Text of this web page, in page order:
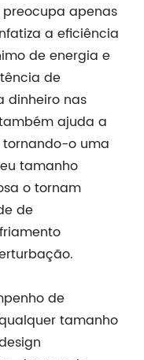
preocupa apenas
a eficiência
de energia e
de
dinheiro nas
ajuda a
o uma
tamanho
o tornam
de
de
tamanho